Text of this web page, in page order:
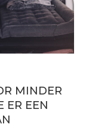
MINDER
ER EEN